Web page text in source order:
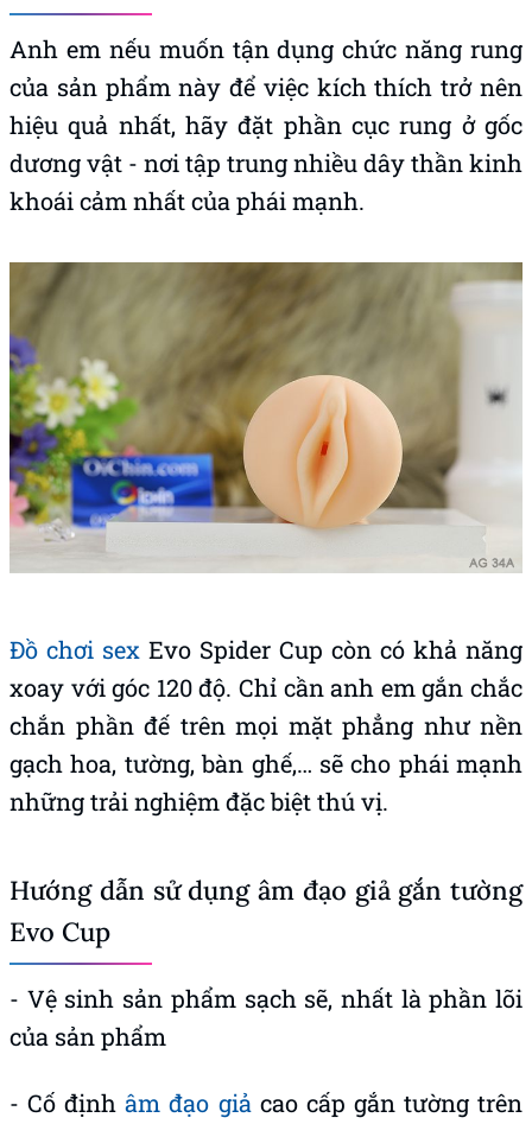
Anh em nếu muốn tận dụng chức năng rung
của sản phẩm này để việc kích thích trở nên
hiệu quả nhất, hãy đặt phần cục rung ở gốc
dương vật - nơi tập trung nhiều dây thần kinh
khoái cảm nhất của phái mạnh.
Đồ chơi sex Evo Spider Cup còn có khả năng
xoay với góc 120 độ. Chỉ cần anh em gắn chắc
chắn phần đế trên mọi mặt phẳng như nền
gạch hoa, tường, bàn ghế,… sẽ cho phái mạnh
những trải nghiệm đặc biệt thú vị.
Hướng dẫn sử dụng âm đạo giả gắn tường
Evo Cup
- Vệ sinh sản phẩm sạch sẽ, nhất là phần lõi
của sản phẩm
- Cố địnhâm đạo giả cao cấp gắn tường trên